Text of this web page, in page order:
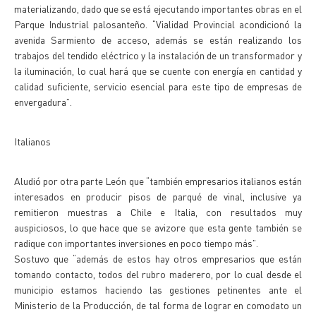
materializando, dado que se está ejecutando importantes obras en el
Parque Industrial palosanteño. “Vialidad Provincial acondicionó la
avenida Sarmiento de acceso, además se están realizando los
trabajos del tendido eléctrico y la instalación de un transformador y
la iluminación, lo cual hará que se cuente con energía en cantidad y
calidad suficiente, servicio esencial para este tipo de empresas de
envergadura”.
Italianos
Aludió por otra parte León que “también empresarios italianos están
interesados en producir pisos de parqué de vinal, inclusive ya
remitieron muestras a Chile e Italia, con resultados muy
auspiciosos, lo que hace que se avizore que esta gente también se
radique con importantes inversiones en poco tiempo más”.
Sostuvo que “además de estos hay otros empresarios que están
tomando contacto, todos del rubro maderero, por lo cual desde el
municipio estamos haciendo las gestiones petinentes ante el
Ministerio de la Producción, de tal forma de lograr en comodato un